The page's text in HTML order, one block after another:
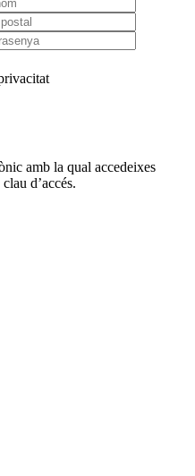
amb la qual accedeixes
d’accés.